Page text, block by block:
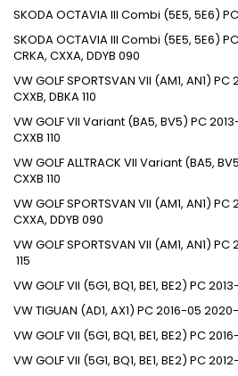
SKODAOCTAVIA III Combi (5E5, 5E6) PC
SKODAOCTAVIA III Combi (5E5, 5E6) PC
CRKA, CXXA, DDYB 090
VWGOLF SPORTSVAN VII (AM1, AN1) PC
CXXB, DBKA110
VWGOLF VII Variant (BA5, BV5) PC
CXXB 110
VWGOLF ALLTRACK VII Variant (BA5,
CXXB 110
VWGOLF SPORTSVAN VII (AM1, AN1) PC
CXXA, DDYB 090
VWGOLF SPORTSVAN VII (AM1, AN1) PC
115
VWGOLF VII (5G1, BQ1, BE1, BE2) PC
VWTIGUAN (AD1, AX1) PC2016-05
VWGOLF VII (5G1, BQ1, BE1, BE2) PC2016-
VWGOLF VII (5G1, BQ1, BE1, BE2) PC